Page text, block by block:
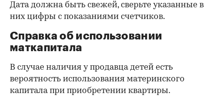
Дата должна быть свежей, сверьте указанные в
них цифры с показаниями счетчиков.
Справка об использовании
маткапитала
В случае наличия у продавца детей есть
вероятность использования материнского
капитала при приобретении квартиры.